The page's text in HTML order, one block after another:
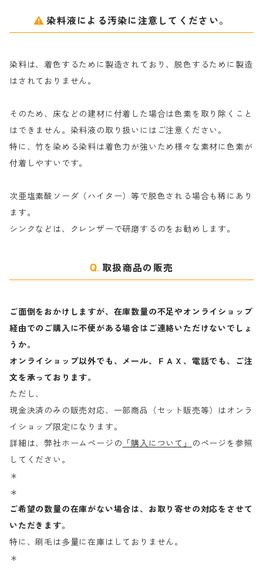
ナ行
ハ行
マ行
粉末顔料
綿・麻を染める染料
絹・羊毛を染める染料
染料液による汚染に注意してください。
染料は、着色するために製造されており、脱色するために製造
はされておりません。
そのため、床などの建材に付着した場合は色素を取り除くこと
はできません。染料液の取り扱いにはご注意ください。
特に、竹を染める染料は着色力が強いため様々な素材に色素が
付着しやすいです。
次亜塩素酸ソーダ（ハイター）等で脱色される場合も稀にあり
ます。
シンクなどは、クレンザーで研磨するのをお勧めします。
取扱商品の販売
ご面倒をおかけしますが、在庫数量の不足やオンライショップ
経由でのご購入に不便がある場合はご連絡いただけないでしょ
うか。
オンライショップ以外でも、メール、ＦＡＸ、電話でも、ご注
文を承っております。
ただし、
現金決済のみの販売対応、一部商品（セット販売等）はオンラ
イショップ限定になります。
詳細は、弊社ホームページの 「購入について」
のページを参照
してください。
＊
＊
ご希望の数量の在庫がない場合は、お取り寄せの対応をさせて
いただきます。
特に、刷毛は多量に在庫はしておりません。
＊